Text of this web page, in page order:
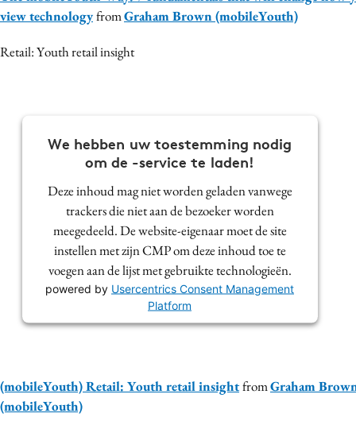
view technologyfromGraham Brown (mobileYouth)
Retail: Youth retail insight
We hebben uw toestemming nodig
om de -service te laden!
Deze inhoud mag niet worden geladen vanwege
trackers die niet aan de bezoeker worden
meegedeeld. De website-eigenaar moet de site
instellen met zijn CMP om deze inhoud toe te
voegen aan de lijst met gebruikte technologieën.
powered by Usercentrics Consent Management
Platform
(mobileYouth) Retail: Youth retail insightfromGraham
(mobileYouth)